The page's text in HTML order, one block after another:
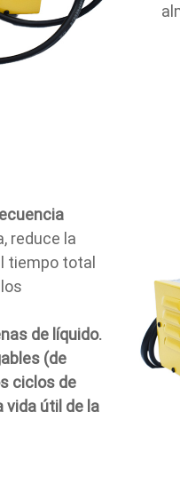
reduce la
tiempo total
de líquido.
(de
ciclos de
vida útil de la